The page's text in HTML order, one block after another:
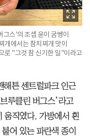
스'의 조셉 윤이 굼벵이
개에서는 참치찌개 맛이
로 "그것 참 신기한 일"이라고
해튼 센트럴파크 인근
루클린 버그스’라고
움직였다. 가방에서 흰
어 있는 파란색 종이